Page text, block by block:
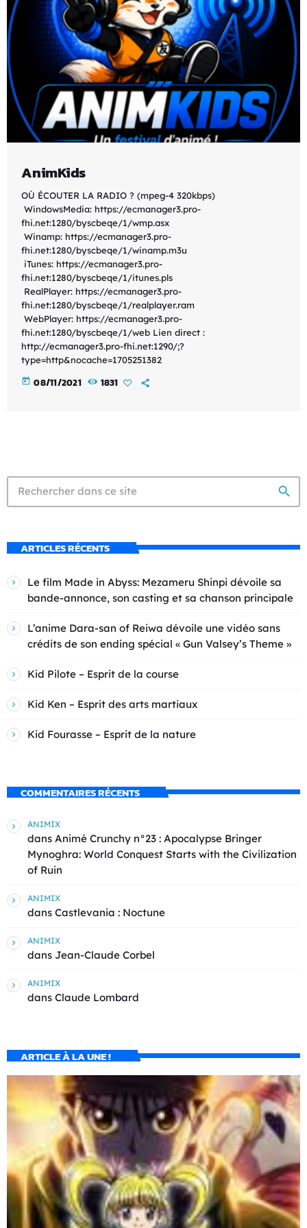
AnimKids
OÙ ÉCOUTER LA RADIO ? (mpeg-4 320kbps)
WindowsMedia: https://ecmanager3.pro-
fhi.net:1280/byscbeqe/1/wmp.asx
Winamp: https://ecmanager3.pro-
fhi.net:1280/byscbeqe/1/winamp.m3u
iTunes: https://ecmanager3.pro-
fhi.net:1280/byscbeqe/1/itunes.pls
RealPlayer: https://ecmanager3.pro-
fhi.net:1280/byscbeqe/1/realplayer.ram
WebPlayer: https://ecmanager3.pro-
fhi.net:1280/byscbeqe/1/web Lien direct :
http://ecmanager3.pro-fhi.net:1290/;?
type=http&nocache=1705251382
today 08/11/2021 1831
search
ARTICLES RÉCENTS
Le film Made in Abyss: Mezameru Shinpi dévoile sa
bande-annonce, son casting et sa chanson principale
L’anime Dara-san of Reiwa dévoile une vidéo sans
crédits de son ending spécial « Gun Valsey’s Theme »
Kid Pilote – Esprit de la course
Kid Ken – Esprit des arts martiaux
Kid Fourasse – Esprit de la nature
COMMENTAIRES RÉCENTS
ANIMIX
dans Animé Crunchy n°23 : Apocalypse Bringer
Mynoghra: World Conquest Starts with the Civilization
of Ruin
ANIMIX
dans Castlevania : Noctune
ANIMIX
dans Jean-Claude Corbel
ANIMIX
dans Claude Lombard
ARTICLE À LA UNE !